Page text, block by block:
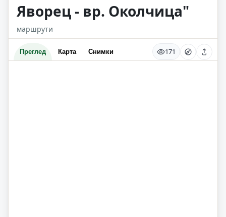
Яворец - вр. Околчица"
маршрути
Преглед Карта Снимки 171